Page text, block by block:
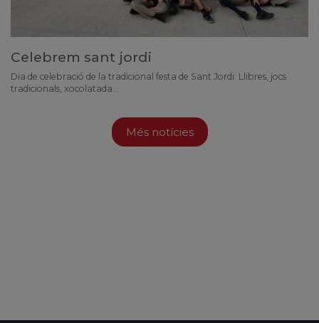
Celebrem sant jordi
Dia de celebració de la tradicional festa de Sant Jordi. Llibres, jocs
tradicionals, xocolatada...
Més notícies